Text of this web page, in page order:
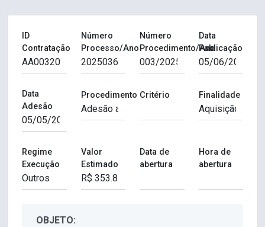
ID
Contratação
Número
Processo/Ano
Número
Procedimento/Ano
Data
Publicação
Data
Adesão
Procedimento Critério Finalidade
Regime
Execução
Valor
Estimado
Data de
abertura
Hora de
abertura
OBJETO: